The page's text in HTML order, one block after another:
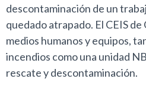
descontaminación de un
quedado atrapado. El CEIS
medios humanos y equipos,
incendios como una unidad
rescate y descontaminación.